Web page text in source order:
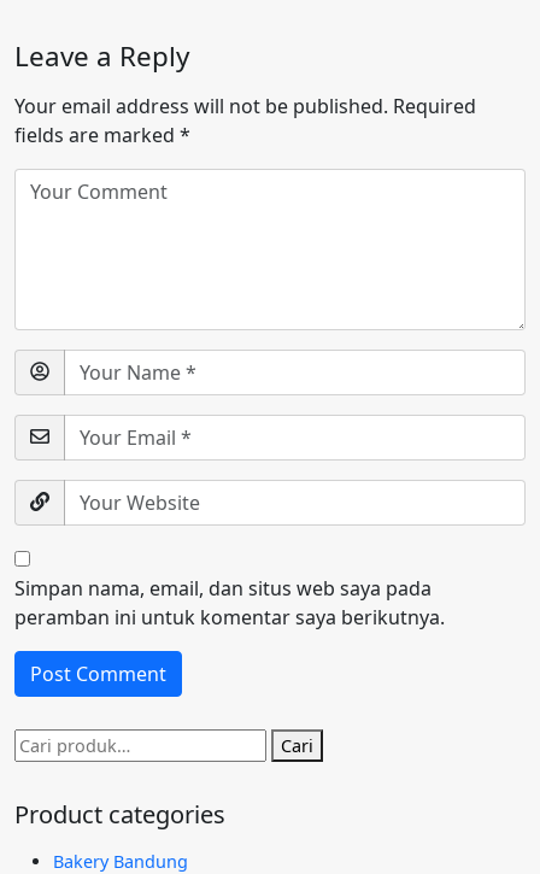
Leave a Reply
Your email address will not be published. Required
fields are marked *
Simpan nama, email, dan situs web saya pada
peramban ini untuk komentar saya berikutnya.
Pencarian
untuk:
Cari
Product categories
Bakery Bandung